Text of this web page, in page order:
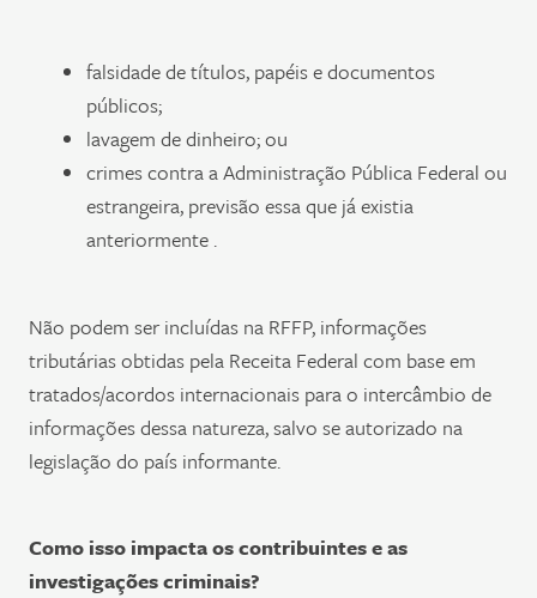
falsidade de títulos, papéis e documentos
públicos;
lavagem de dinheiro; ou
crimes contra a Administração Pública Federal ou
estrangeira, previsão essa que já existia
anteriormente .
Não podem ser incluídas na RFFP, informações
tributárias obtidas pela Receita Federal com base em
tratados/acordos internacionais para o intercâmbio de
informações dessa natureza, salvo se autorizado na
legislação do país informante.
Como isso impacta os contribuintes e as
investigações criminais?